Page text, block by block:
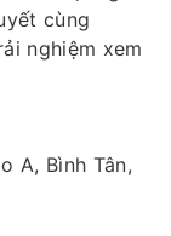
cùng
nghiệm xem
A, Bình Tân,